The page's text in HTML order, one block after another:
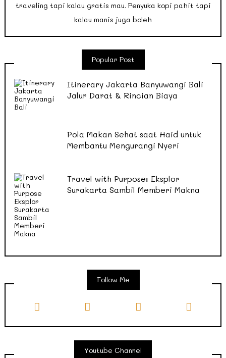
traveling tapi kalau gratis mau. Penyuka kopi pahit tapi
kalau manis juga boleh
Popular Post
Itinerary Jakarta Banyuwangi Bali
Jalur Darat & Rincian Biaya
Pola Makan Sehat saat Haid untuk
Membantu Mengurangi Nyeri
Travel with Purpose: Eksplor
Surakarta Sambil Memberi Makna
Follow Me
Youtube Channel